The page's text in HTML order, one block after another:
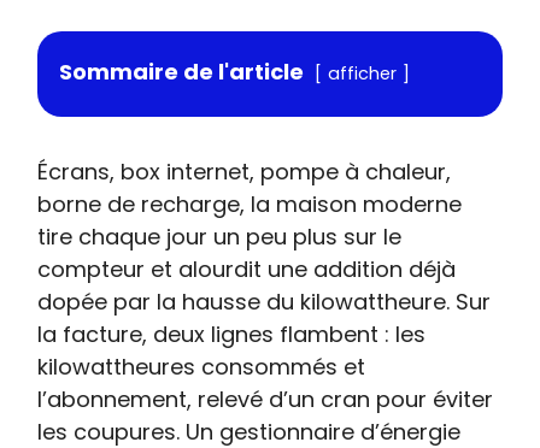
Sommaire de l'article afficher
Écrans, box internet, pompe à chaleur,
borne de recharge, la maison moderne
tire chaque jour un peu plus sur le
compteur et alourdit une addition déjà
dopée par la hausse du kilowattheure. Sur
la facture, deux lignes flambent : les
kilowattheures consommés et
l’abonnement, relevé d’un cran pour éviter
les coupures. Un gestionnaire d’énergie